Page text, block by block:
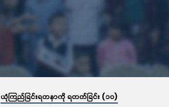
ယုံကြည်ခြင်းရတနာကို ရတတ်ခြင်း (၁၀)